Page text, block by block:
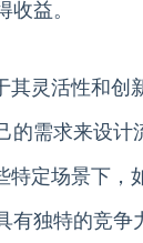
收益。
其灵活性和创
的需求来设计
特定场景下，
有独特的竞争